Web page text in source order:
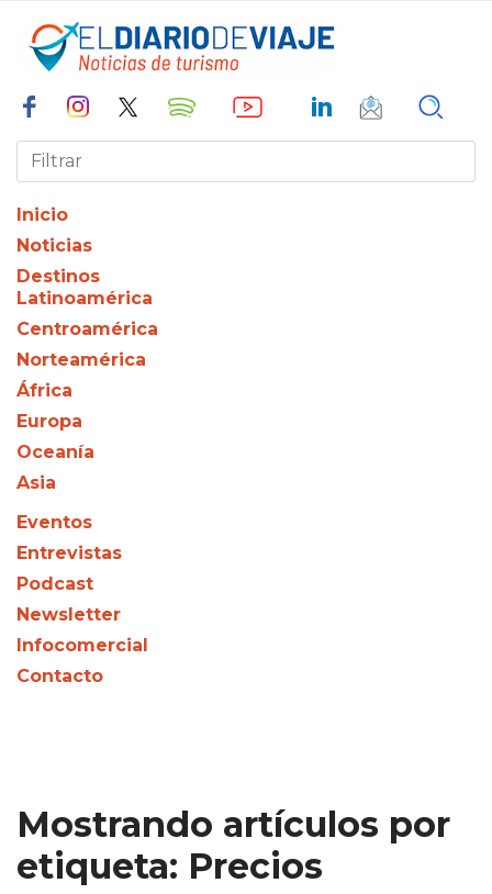
Inicio
Noticias
Destinos
Latinoamérica
Centroamérica
Norteamérica
África
Europa
Oceanía
Asia
Eventos
Entrevistas
Podcast
Newsletter
Infocomercial
Contacto
Mostrando artículos por
etiqueta: Precios